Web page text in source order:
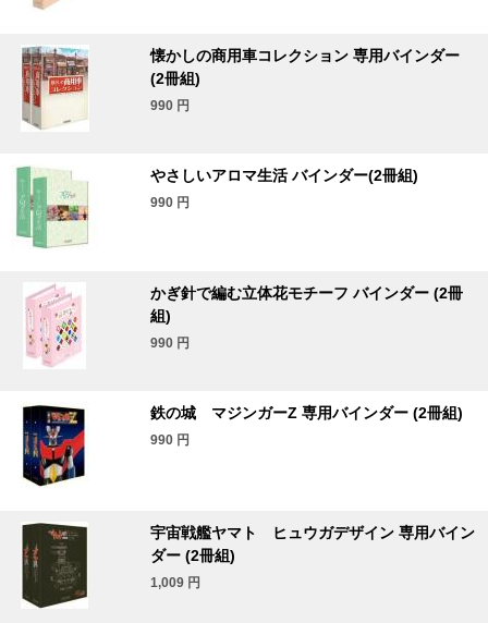
懐かしの商用車コレクション 専用バインダー
(2冊組)
990 円
やさしいアロマ生活 バインダー(2冊組)
990 円
かぎ針で編む立体花モチーフ バインダー (2冊
組)
990 円
鉄の城 マジンガーZ 専用バインダー (2冊組)
990 円
宇宙戦艦ヤマト ヒュウガデザイン 専用バイン
ダー (2冊組)
1,009 円